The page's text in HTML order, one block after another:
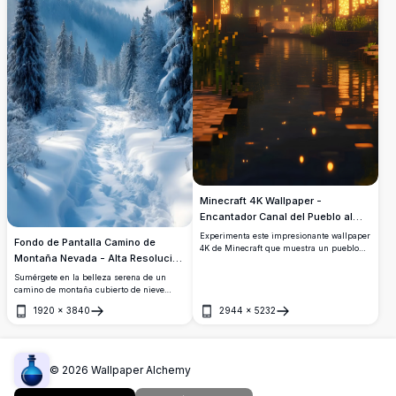
Fondo de Pantalla Camino de
Montaña Nevada - Alta Resolución
4K
Sumérgete en la belleza serena de un
camino de montaña cubierto de nieve
pantalla de alta resolución captura los
1920 × 3840
Abrir
Minecraft 4K Wallpaper -
Encantador Canal del Pueblo al
Atardecer
Experimenta este impresionante wallpaper
4K de Minecraft que muestra un pueblo
una noche acogedora en un mundo
2944 × 5232
Abrir
© 2026 Wallpaper Alchemy